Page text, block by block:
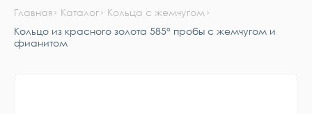
Главная Каталог
Кольца с жемчугом
Кольцо из красного золота 585° пробы с жемчугом и
фианитом